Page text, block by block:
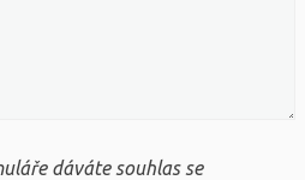
dáváte souhlas se